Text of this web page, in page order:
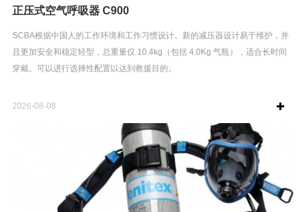
正压式空气呼吸器 C900
SCBA根据中国人的工作环境和工作习惯设计。新的减压器设计易于维护，并
且更加安全和稳定轻型，总重量仅 10.4kg（包括 4.0Kg 气瓶），适合长时间
穿戴。可以进行选择性配置以达到救援目的。
2026-08-08